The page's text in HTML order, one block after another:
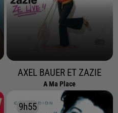
AXEL BAUER ET ZAZIE
A Ma Place
9h55
9h55